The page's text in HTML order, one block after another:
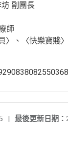
副團長
師
〉、〈快樂寶
最後更新日期：
|